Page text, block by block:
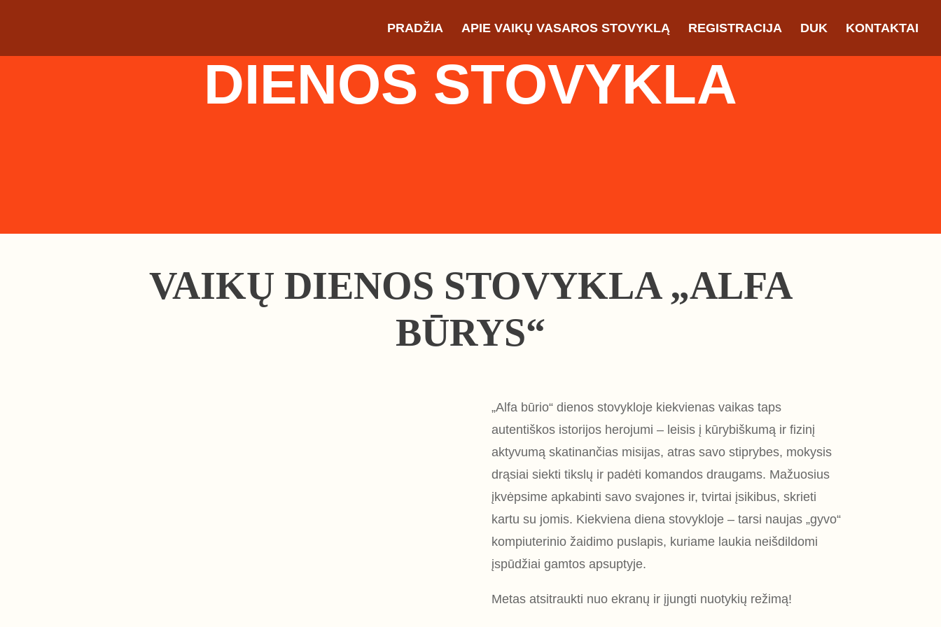
PRADŽIA APIE VAIKŲ VASAROS STOVYKLĄ REGISTRACIJA DUK KONTAKTAI
DIENOS STOVYKLA
VAIKŲ DIENOS STOVYKLA „ALFA
BŪRYS“
„Alfa būrio“ dienos stovykloje kiekvienas vaikas taps
autentiškos istorijos herojumi – leisis į kūrybiškumą ir fizinį
aktyvumą skatinančias misijas, atras savo stiprybes, mokysis
drąsiai siekti tikslų ir padėti komandos draugams. Mažuosius
įkvėpsime apkabinti savo svajones ir, tvirtai įsikibus, skrieti
kartu su jomis. Kiekviena diena stovykloje – tarsi naujas „gyvo“
kompiuterinio žaidimo puslapis, kuriame laukia neišdildomi
įspūdžiai gamtos apsuptyje.
Metas atsitraukti nuo ekranų ir įjungti nuotykių režimą!